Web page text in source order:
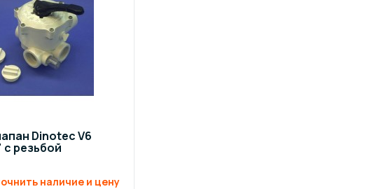
параметров воды
материалы
Dinotec V6
с резьбой
наличие и цену